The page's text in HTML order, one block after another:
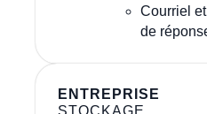
Courriel
de
ENTREPRISE